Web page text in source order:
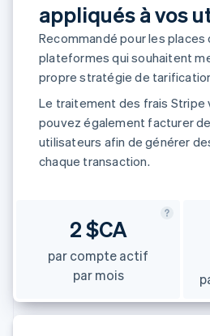
Stripe Sessions 2026
Découvrez comment Stripe
l’IA.
Regarder
appliqués à vos
Recommandé pour les places
plateformes qui souhaitent
propre stratégie de
Le traitement des frais Stripe
pouvez également facturer
utilisateurs afin de générer
chaque transaction.
2 $CA
par compte actif
par mois